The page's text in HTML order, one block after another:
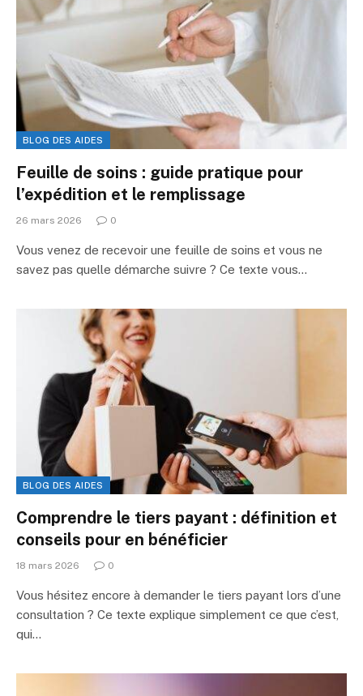
BLOG DES AIDES
Feuille de soins : guide pratique pour
l’expédition et le remplissage
26 mars 2026 0
Vous venez de recevoir une feuille de soins et vous ne
savez pas quelle démarche suivre ? Ce texte vous…
BLOG DES AIDES
Comprendre le tiers payant : définition et
conseils pour en bénéficier
18 mars 2026 0
Vous hésitez encore à demander le tiers payant lors d’une
consultation ? Ce texte explique simplement ce que c’est,
qui…